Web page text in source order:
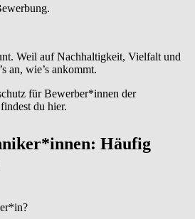
Weil auf Nachhaltigkeit, Vielfalt und
an, wie’s ankommt.
für Bewerber*innen der
du hier.
Häufig